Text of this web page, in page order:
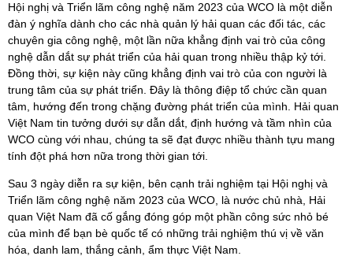
Hội nghị và Triển lãm công nghệ năm 2023 của WCO là một diễn
đàn ý nghĩa dành cho các nhà quản lý hải quan các đối tác, các
chuyên gia công nghệ, một lần nữa khẳng định vai trò của công
nghệ dẫn dắt sự phát triển của hải quan trong nhiều thập kỷ tới.
Đồng thời, sự kiện này cũng khẳng định vai trò của con người là
trung tâm của sự phát triển. Đây là thông điệp tổ chức cần quan
tâm, hướng đến trong chặng đường phát triển của mình. Hải quan
Việt Nam tin tưởng dưới sự dẫn dắt, định hướng và tầm nhìn của
WCO cùng với nhau, chúng ta sẽ đạt được nhiều thành tựu mang
tính đột phá hơn nữa trong thời gian tới.
Sau 3 ngày diễn ra sự kiện, bên cạnh trải nghiệm tại Hội nghị và
Triển lãm công nghệ năm 2023 của WCO, là nước chủ nhà, Hải
quan Việt Nam đã cố gắng đóng góp một phần công sức nhỏ bé
của mình để bạn bè quốc tế có những trải nghiệm thú vị về văn
hóa, danh lam, thắng cảnh, ẩm thực Việt Nam.